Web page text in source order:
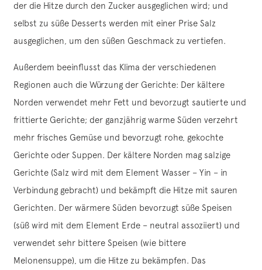
der die Hitze durch den Zucker ausgeglichen wird; und
selbst zu süße Desserts werden mit einer Prise Salz
ausgeglichen, um den süßen Geschmack zu vertiefen.
Außerdem beeinflusst das Klima der verschiedenen
Regionen auch die Würzung der Gerichte: Der kältere
Norden verwendet mehr Fett und bevorzugt sautierte und
frittierte Gerichte; der ganzjährig warme Süden verzehrt
mehr frisches Gemüse und bevorzugt rohe, gekochte
Gerichte oder Suppen. Der kältere Norden mag salzige
Gerichte (Salz wird mit dem Element Wasser – Yin – in
Verbindung gebracht) und bekämpft die Hitze mit sauren
Gerichten. Der wärmere Süden bevorzugt süße Speisen
(süß wird mit dem Element Erde – neutral assoziiert) und
verwendet sehr bittere Speisen (wie bittere
Melonensuppe), um die Hitze zu bekämpfen. Das